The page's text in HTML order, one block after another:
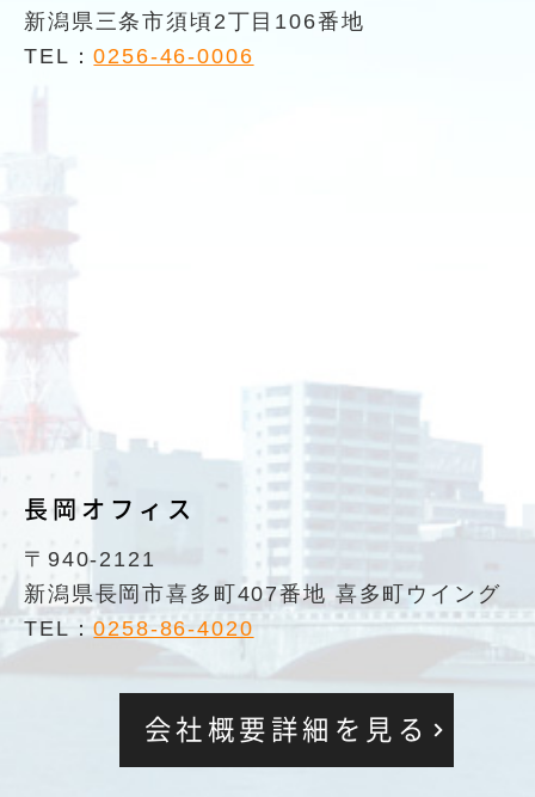
新潟県三条市須頃2丁目106番地
TEL：0256-46-0006
長岡オフィス
〒940-2121
新潟県長岡市喜多町407番地 喜多町ウイング
TEL：0258-86-4020
会社概要詳細を見る